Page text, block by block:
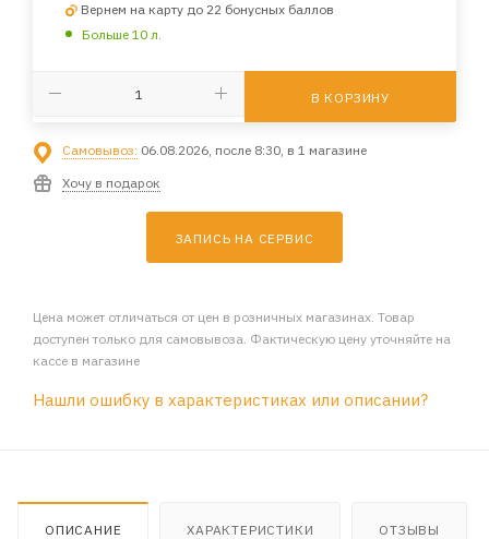
Вернем на карту до 22 бонусных баллов
Больше 10 л.
В КОРЗИНУ
Самовывоз: 06.08.2026, после 8:30, в 1 магазине
Хочу в подарок
ЗАПИСЬ НА СЕРВИС
Цена может отличаться от цен в розничных магазинах. Товар
доступен только для самовывоза. Фактическую цену уточняйте на
кассе в магазине
Нашли ошибку в характеристиках или описании?
ОПИСАНИЕ ХАРАКТЕРИСТИКИ ОТЗЫВЫ